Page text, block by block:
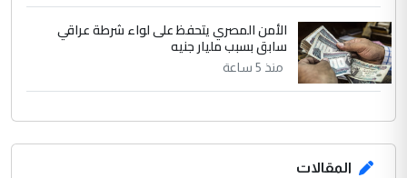
الأمن المصري يتحفظ على لواء شرطة عراقي
سابق بسبب مليار جنيه
منذ 5 ساعة
المقالات